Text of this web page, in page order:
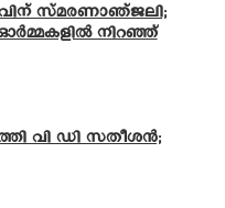
സ്മരണാഞ്ജലി;
നിറഞ്ഞ്
വി ഡി സതീശൻ;